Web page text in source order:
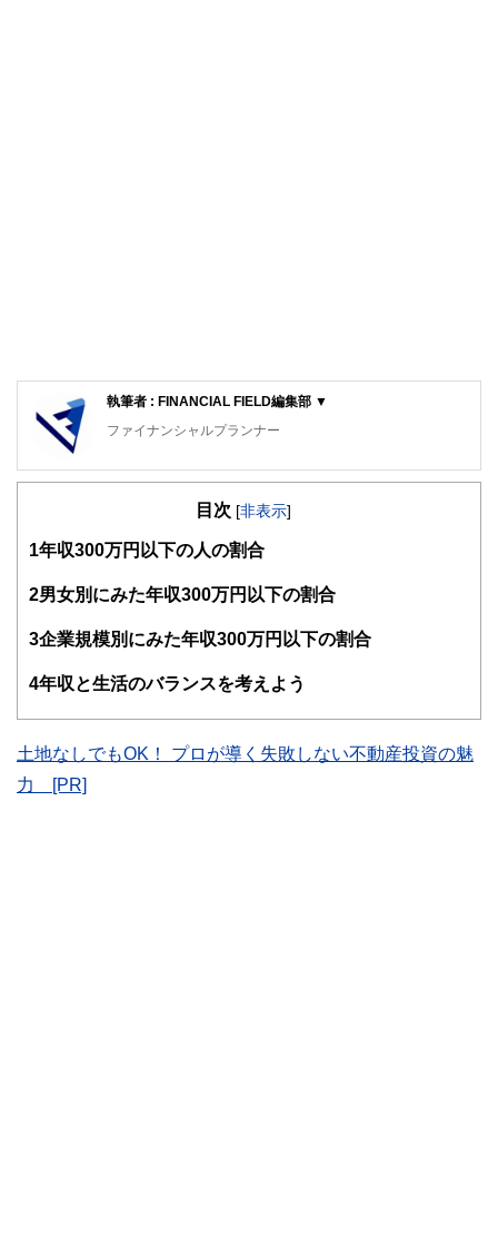
執筆者 : FINANCIAL FIELD編集部 ▼
ファイナンシャルプランナー
FinancialField編集部は、金融、経済に関する記事を、日々
知識がない方でも理解できるようわかりやすく発信していま
得者を中心に「お金や暮らし」に関する書籍・雑誌の編集経
験者で構成され、企画立案から記事掲載まですべての工程に
護士、税理士、宅地建物取引士、相続診断士、住宅ローンア
ど150名以上の有資格者を執筆者・監修者として迎え、むず
かしく感じられる年金や税金、相続、保険、ローンなどの話
目次 [非表示]
1 年収300万円以下の人の割合
2男女別にみた年収300万円以下の割合
3企業規模別にみた年収300万円以下の割合
4年収と生活のバランスを考えよう
土地なしでもOK！ プロが導く失敗しない不動産投資の魅
力 [PR]